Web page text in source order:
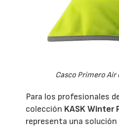
Casco Primero Air
Para los profesionales
colección KASK Winter
representa una